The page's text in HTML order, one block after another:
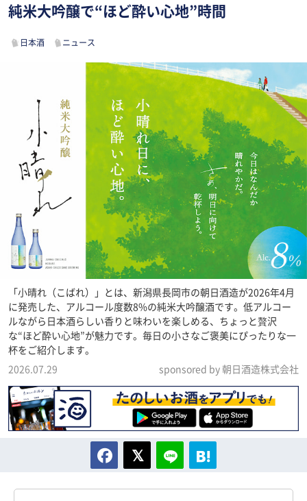
純米大吟醸で“ほど酔い心地”時間
日本酒 ニュース
「小晴れ（こばれ）」とは、新潟県長岡市の朝日酒造が2026年4月
に発売した、アルコール度数8%の純米大吟醸酒です。低アルコー
ルながら日本酒らしい香りと味わいを楽しめる、ちょっと贅沢
な“ほど酔い心地”が魅力です。毎日の小さなご褒美にぴったりな一
杯をご紹介します。
2026.07.29
sponsored by 朝日酒造株式会社